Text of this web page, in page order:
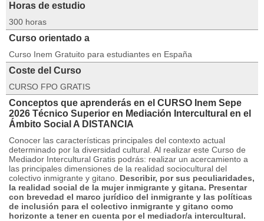
Horas de estudio
300 horas
Curso orientado a
Curso Inem Gratuito para estudiantes en España
Coste del Curso
CURSO FPO GRATIS
Conceptos que aprenderás en el CURSO Inem Sepe
2026 Técnico Superior en Mediación Intercultural en el
Ámbito Social A DISTANCIA
Conocer las características principales del contexto actual
determinado por la diversidad cultural. Al realizar este Curso de
Mediador Intercultural Gratis podrás: realizar un acercamiento a
las principales dimensiones de la realidad sociocultural del
colectivo inmigrante y gitano. Describir, por sus peculiaridades,
la realidad social de la mujer inmigrante y gitana. Presentar
con brevedad el marco jurídico del inmigrante y las políticas
de inclusión para el colectivo inmigrante y gitano como
horizonte a tener en cuenta por el mediador/a intercultural.